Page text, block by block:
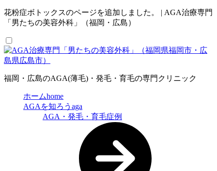
花粉症ボトックスのページを追加しました。 | AGA治療専門
「男たちの美容外科」（福岡・広島）
福岡・広島のAGA(薄毛)・発毛・育毛の専門クリニック
ホームhome
AGAを知ろう aga
AGA・発毛・育毛症例